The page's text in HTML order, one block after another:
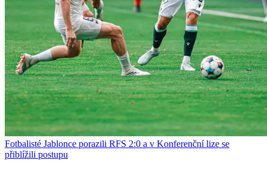
Fotbalisté Jablonce porazili RFS 2:0 a v Konferenční lize se
přiblížili postupu